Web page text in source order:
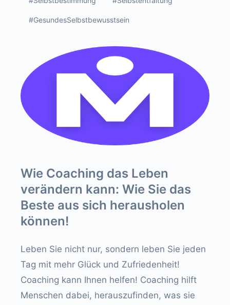
#GesundesSelbstbewusstsein
Wie Coaching das Leben
verändern kann: Wie Sie das
Beste aus sich herausholen
können!
Leben Sie nicht nur, sondern leben Sie jeden
Tag mit mehr Glück und Zufriedenheit!
Coaching kann Ihnen helfen! Coaching hilft
Menschen dabei, herauszufinden, was sie